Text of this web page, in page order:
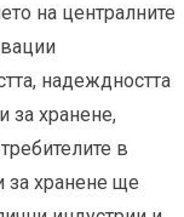
на централните
надеждността
за хранене,
в
за хранене ще